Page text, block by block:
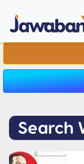
Search